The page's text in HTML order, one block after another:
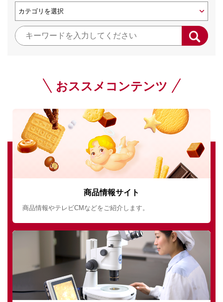
おススメコンテンツ
商品情報サイト
商品情報やテレビCMなどをご紹介します。